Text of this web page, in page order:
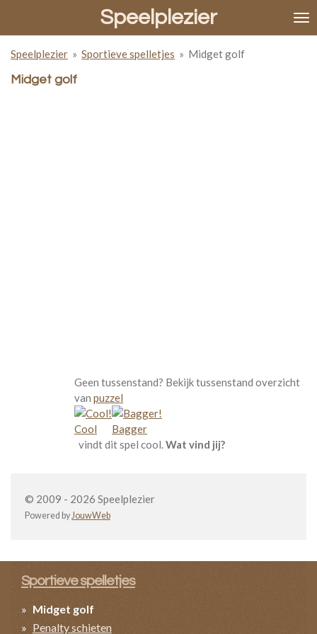
de
hoofdinhoud
Speelplezier
Speelplezier » Sportieve spelletjes » Midget golf
Midget golf
Geen tussenstand? Bekijk tussenstand overzicht
van puzzel
Cool
Bagger
vindt dit spel cool.Wat vind jij?
© 2009 - 2026 Speelplezier
Powered byJouwWeb
Sportieve spelletjes
Midget golf
Penalty schieten